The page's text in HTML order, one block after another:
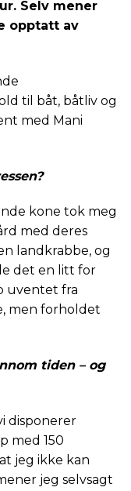
Selv mener
opptatt av
til båt, båtliv og
med Mani
kone tok meg
med deres
landkrabbe, og
det en litt for
uventet fra
men forholdet
tiden – og
disponerer
med 150
jeg ikke kan
jeg selvsagt